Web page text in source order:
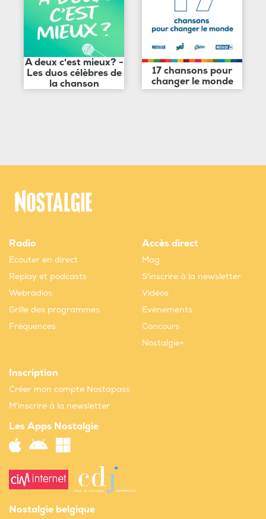
A deux c'est mieux? -
Les duos célèbres de
la chanson
17 chansons pour
changer le monde
Radio
Ecouter en direct
Replay et podcasts
Webradios
Grille des programmes
Fréquences
Accès direct
Mag
S'inscrire à la newsletter
Vidéos
Evènements
Concours
Nostalgie+
Inscription
Créer mon compte Nostapass
M'inscrire à la newsletter
Les Apps Nostalgie
Nostalgie belgique